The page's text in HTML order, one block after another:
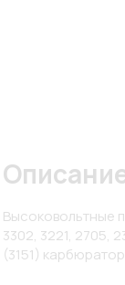
Высоковольтные
3302, 3221, 2705,
(3151)